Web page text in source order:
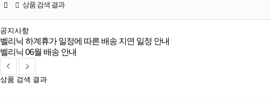
상품 검색 결과
공지사항
벨리닉 하계휴가 일정에 따른 배송 지연 일정 안내
벨리닉 06월 배송 안내
상품 검색 결과